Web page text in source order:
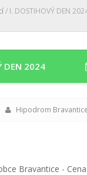
/ I. DOSTIHOVÝ DEN
DEN 2024
Hipodrom Bravantice
Bravantice -